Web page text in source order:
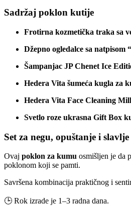
Sadržaj poklon kutije
Frotirna kozmetička traka sa
Džepno ogledalce sa
Šampanjac JP Chenet Ice
Hedera Vita šumeća kugla za
Hedera Vita Face Cleaning
Svetlo roze ukrasna Gift Box
Set za negu, opuštanje i slavlje
Ovaj poklon za kumu osmišljen je da
poklonom koji se pamti.
Savršena kombinacija praktičnog i
🕒 Rok izrade je 1–3 radna dana.